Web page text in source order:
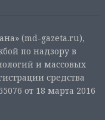
(md-gazeta.ru),
по надзору в
и массовых
средства
от 18 марта 2016